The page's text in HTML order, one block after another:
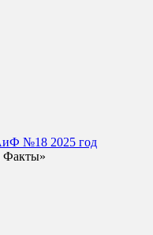
№18 2025 год
Факты»